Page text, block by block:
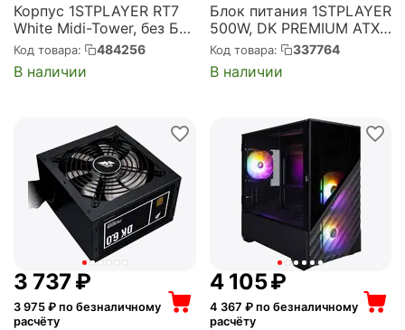
Корпус 1STPLAYER RT7
White Midi-Tower, без БП,
с окном, 1xUSB 3.0,
дисплей, белый (RT7-
WH)
Код товара: 484256
В наличии
Блок питания 1STPLAYER
500W, DK PREMIUM ATX,
активный PFC, 120 мм,
80 PLUS Bronze (PS-
500AX)
Код товара: 337764
В наличии
3 737₽
3 975 ₽ по безналичному
расчёту
4 105₽
4 367 ₽ по безналичному
расчёту